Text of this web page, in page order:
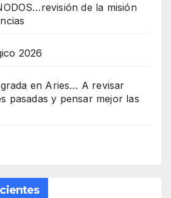
de la misión
2026
en Aries… A revisar
pasadas y pensar mejor las